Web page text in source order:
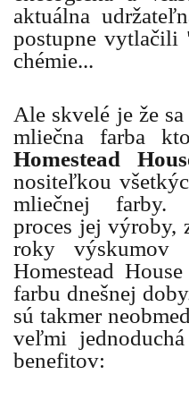
aktuálna
postupne vytlačili
chémie...
Ale skvelé je že
mliečna farba
Homestead
nositeľkou
mliečnej farby.
proces jej výroby,
roky
Homestead
farbu dnešnej
sú takmer
veľmi
benefitov: